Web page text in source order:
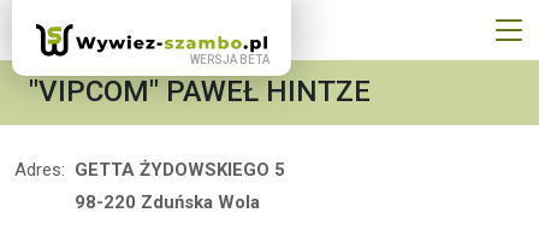
"VIPCOM" PAWEŁ HINTZE
Adres: GETTA ŻYDOWSKIEGO 5
98-220 Zduńska Wola